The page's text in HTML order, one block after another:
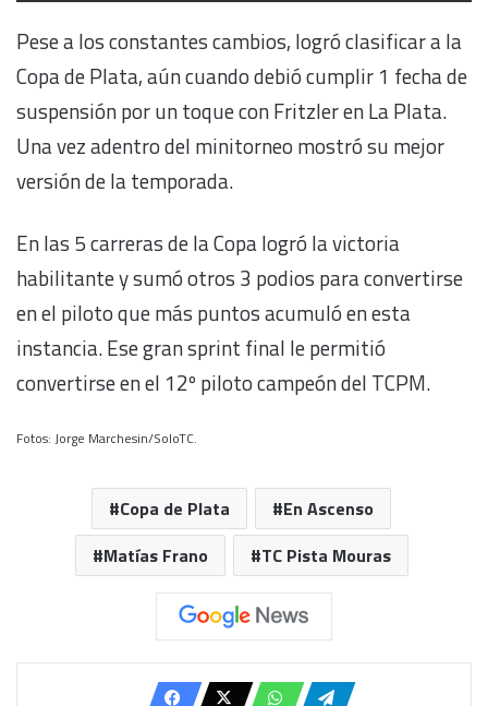
Pese a los constantes cambios, logró clasificar a la
Copa de Plata, aún cuando debió cumplir 1 fecha de
suspensión por un toque con Fritzler en La Plata.
Una vez adentro del minitorneo mostró su mejor
versión de la temporada.
En las 5 carreras de la Copa logró la victoria
habilitante y sumó otros 3 podios para convertirse
en el piloto que más puntos acumuló en esta
instancia. Ese gran sprint final le permitió
convertirse en el 12º piloto campeón del TCPM.
Fotos: Jorge Marchesin/SoloTC.
Copa de Plata
En Ascenso
Matías Frano
TC Pista Mouras